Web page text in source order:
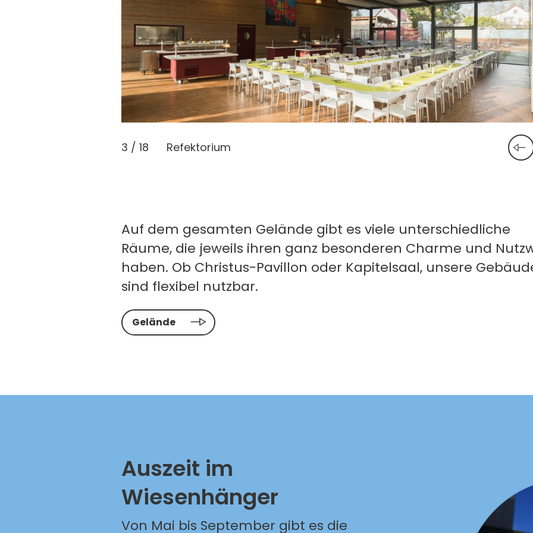
3 / 18 Refektorium
Auf dem gesamten Gelände gibt es viele unterschiedliche
Räume, die jeweils ihren ganz besonderen Charme und
haben. Ob Christus-Pavillon oder Kapitelsaal, unsere
sind flexibel nutzbar.
Gelände
Auszeit im
Wiesenhänger
Von Mai bis September gibt es die